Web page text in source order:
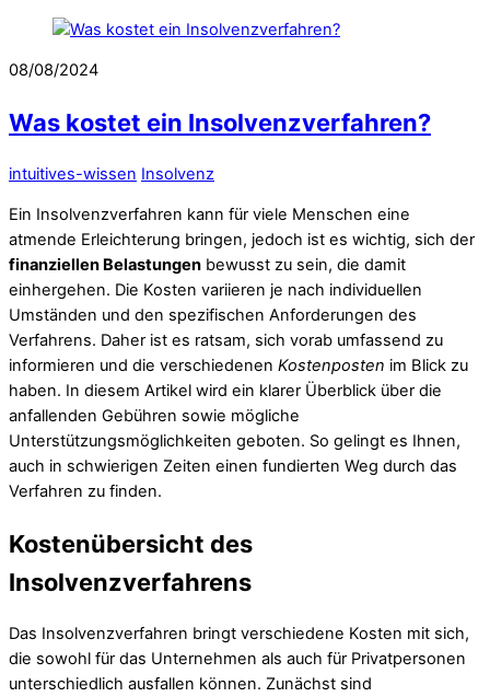
08/08/2024
Was kostet ein Insolvenzverfahren?
intuitives-wissen Insolvenz
Ein Insolvenzverfahren kann für viele Menschen eine
atmende Erleichterung bringen, jedoch ist es wichtig, sich der
finanziellen Belastungen bewusst zu sein, die damit
einhergehen. Die Kosten variieren je nach individuellen
Umständen und den spezifischen Anforderungen des
Verfahrens. Daher ist es ratsam, sich vorab umfassend zu
informieren und die verschiedenen Kostenposten im Blick zu
haben. In diesem Artikel wird ein klarer Überblick über die
anfallenden Gebühren sowie mögliche
Unterstützungsmöglichkeiten geboten. So gelingt es Ihnen,
auch in schwierigen Zeiten einen fundierten Weg durch das
Verfahren zu finden.
Kostenübersicht des
Insolvenzverfahrens
Das Insolvenzverfahren bringt verschiedene Kosten mit sich,
die sowohl für das Unternehmen als auch für Privatpersonen
unterschiedlich ausfallen können. Zunächst sind